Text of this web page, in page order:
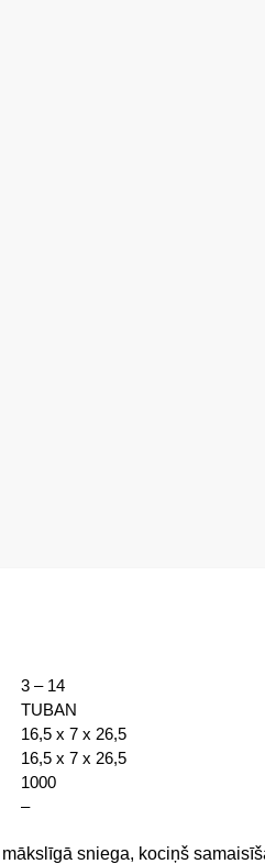
3 – 14
TUBAN
16,5 x 7 x 26,5
16,5 x 7 x 26,5
1000
–
sniega, kociņš